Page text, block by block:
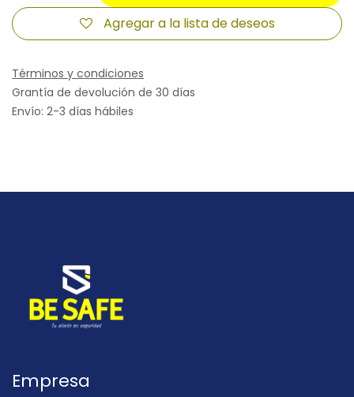
Agregar a la lista de deseos
Términos y condiciones
Grantía de devolución de 30 días
Envío: 2-3 días hábiles
Empresa